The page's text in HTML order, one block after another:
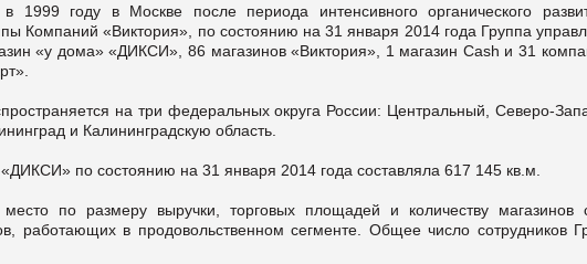
году в Москве после периода интенсивного органического
Компаний «Виктория», по состоянию на 31 января 2014 года Группа
«у дома» «ДИКСИ», 86 магазинов «Виктория», 1 магазин Cash и 31
на три федеральных округа России: Центральный, Северо-
и Калининградскую область.
по состоянию на 31 января 2014 года составляла 617 145 кв.м.
по размеру выручки, торговых площадей и количеству магазинов
работающих в продовольственном сегменте. Общее число сотрудников